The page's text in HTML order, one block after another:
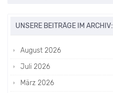
UNSERE BEITRÄGE IM ARCHIV:
August 2026
Juli 2026
März 2026